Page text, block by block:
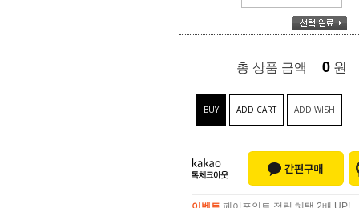
총 상품 금액 0 원
BUY ADD CART ADD WISH